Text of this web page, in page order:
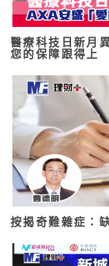
醫療科技日新月
您的保障跟得上
按揭奇難雜症：